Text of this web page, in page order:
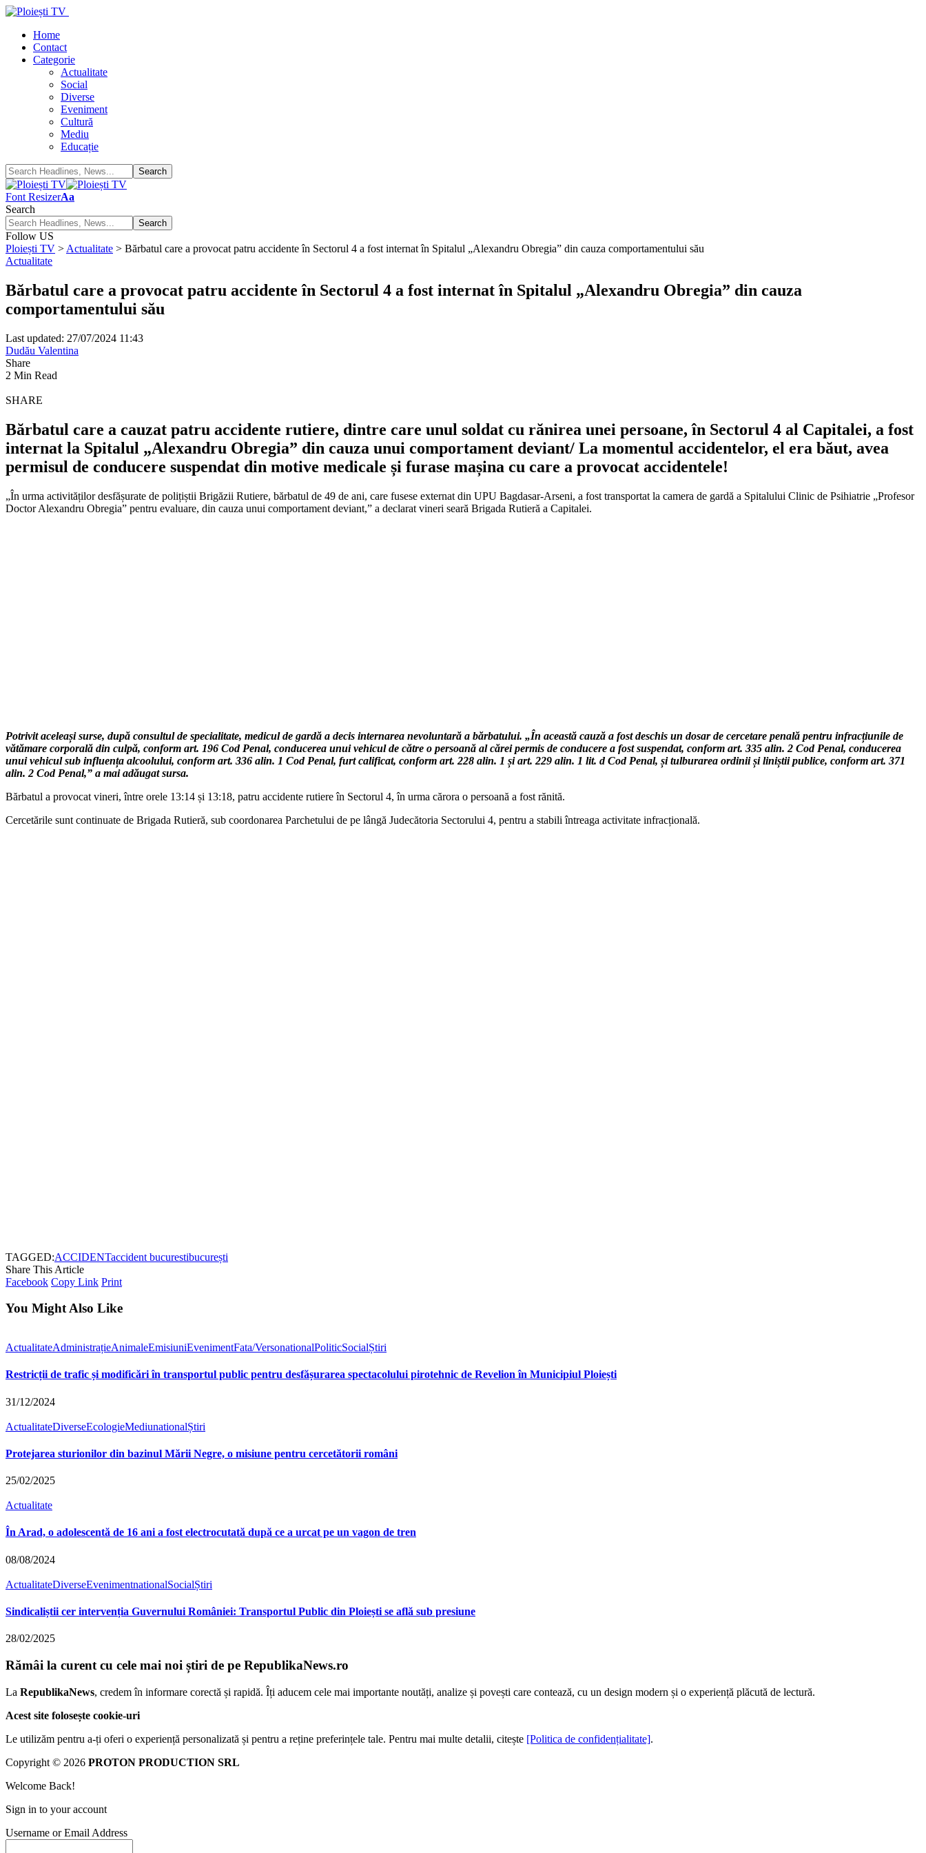
Home
Contact
Categorie
Actualitate
Social
Diverse
Eveniment
Cultură
Mediu
Educație
Font ResizerAa
Search
Follow US
Ploiești TV > Actualitate > Bărbatul care a provocat patru accidente în Sectorul 4 a fost internat în Spitalul „Alexandru Obregia” din cauza comportamentului său
Actualitate
Bărbatul care a provocat patru accidente în Sectorul 4 a fost internat în Spitalul „Alexandru Obregia” din cauza
comportamentului său
Last updated: 27/07/2024 11:43
Dudău Valentina
Share
2 Min Read
SHARE
Bărbatul care a cauzat patru accidente rutiere, dintre care unul soldat cu rănirea unei persoane, în Sectorul 4 al Capitalei, a fost
internat la Spitalul „Alexandru Obregia” din cauza unui comportament deviant/ La momentul accidentelor, el era băut, avea
permisul de conducere suspendat din motive medicale și furase mașina cu care a provocat accidentele!
„În urma activităților desfășurate de polițiștii Brigăzii Rutiere, bărbatul de 49 de ani, care fusese externat din UPU Bagdasar-Arseni, a fost transportat la camera de gardă a Spitalului Clinic de Psihiatrie „Profesor
Doctor Alexandru Obregia” pentru evaluare, din cauza unui comportament deviant,” a declarat vineri seară Brigada Rutieră a Capitalei.
Potrivit aceleași surse, după consultul de specialitate, medicul de gardă a decis internarea nevoluntară a bărbatului. „În această cauză a fost deschis un dosar de cercetare penală pentru infracțiunile de
vătămare corporală din culpă, conform art. 196 Cod Penal, conducerea unui vehicul de către o persoană al cărei permis de conducere a fost suspendat, conform art. 335 alin. 2 Cod Penal, conducerea
unui vehicul sub influența alcoolului, conform art. 336 alin. 1 Cod Penal, furt calificat, conform art. 228 alin. 1 și art. 229 alin. 1 lit. d Cod Penal, și tulburarea ordinii și liniștii publice, conform art. 371
alin. 2 Cod Penal,” a mai adăugat sursa.
Bărbatul a provocat vineri, între orele 13:14 și 13:18, patru accidente rutiere în Sectorul 4, în urma cărora o persoană a fost rănită.
Cercetările sunt continuate de Brigada Rutieră, sub coordonarea Parchetului de pe lângă Judecătoria Sectorului 4, pentru a stabili întreaga activitate infracțională.
TAGGED:ACCIDENTaccident bucurestibucurești
Share This Article
Facebook Copy Link Print
You Might Also Like
ActualitateAdministrațieAnimaleEmisiuniEvenimentFata/VersonationalPoliticSocialȘtiri
Restricții de trafic și modificări în transportul public pentru desfășurarea spectacolului pirotehnic de Revelion în Municipiul Ploiești
31/12/2024
ActualitateDiverseEcologieMediunationalȘtiri
Protejarea sturionilor din bazinul Mării Negre, o misiune pentru cercetătorii români
25/02/2025
Actualitate
În Arad, o adolescentă de 16 ani a fost electrocutată după ce a urcat pe un vagon de tren
08/08/2024
ActualitateDiverseEvenimentnationalSocialȘtiri
Sindicaliștii cer intervenția Guvernului României: Transportul Public din Ploiești se află sub presiune
28/02/2025
Rămâi la curent cu cele mai noi știri de pe RepublikaNews.ro
La RepublikaNews, credem în informare corectă și rapidă. Îți aducem cele mai importante noutăți, analize și povești care contează, cu un design modern și o experiență plăcută de lectură.
Acest site folosește cookie-uri
Le utilizăm pentru a-ți oferi o experiență personalizată și pentru a reține preferințele tale. Pentru mai multe detalii, citește [Politica de confidențialitate].
Copyright © 2026 PROTON PRODUCTION SRL
Welcome Back!
Sign in to your account
Username or Email Address